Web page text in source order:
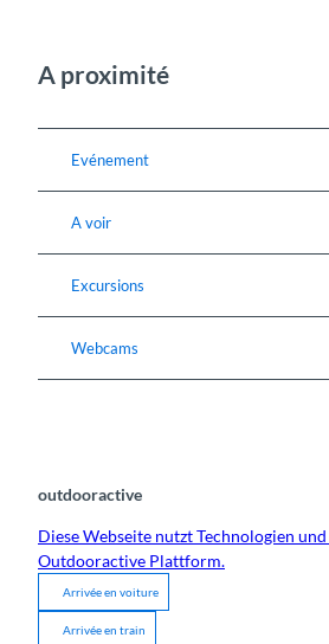
A proximité
Evénement
A voir
Excursions
Webcams
outdooractive
Diese Webseite nutzt Technologien
Outdooractive Plattform.
Arrivée en voiture
Arrivée en train